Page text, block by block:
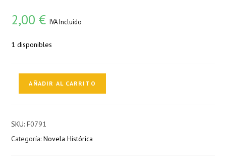
2,00€ IVA Incluido
1 disponibles
Roma
/Colleen
AÑADIR AL CARRITO
SKU:F0791
Categoría:Novela Histórica